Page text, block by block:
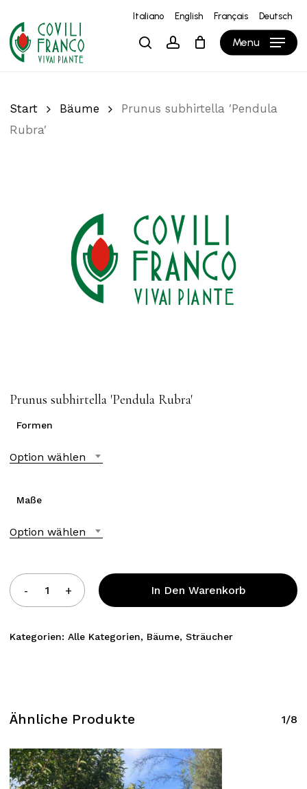
main
content
Italiano English Français Deutsch
searchaccount Menu
Warenkorb Close
Cart
Start Bäume
Prunus subhirtella ′Pendula
Rubra′
Prunus subhirtella ′Pendula Rubra′
Formen
Option wählen
Maße
Option wählen
In Den Warenkorb
Kategorien: Alle Kategorien, Bäume, Sträucher
Ähnliche Produkte 1/8